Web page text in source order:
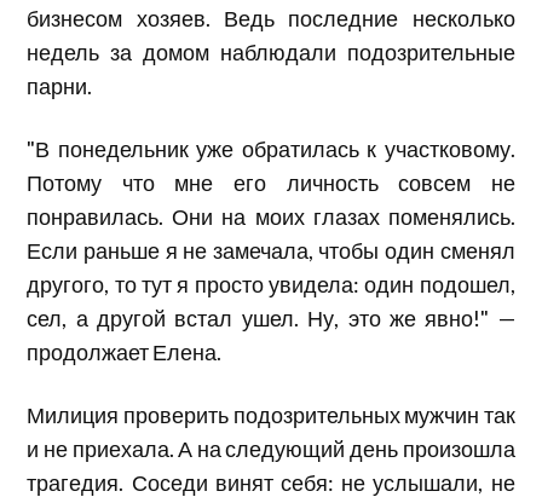
бизнесом хозяев. Ведь последние несколько
недель за домом наблюдали подозрительные
парни.
"В понедельник уже обратилась к участковому.
Потому что мне его личность совсем не
понравилась. Они на моих глазах поменялись.
Если раньше я не замечала, чтобы один сменял
другого, то тут я просто увидела: один подошел,
сел, а другой встал ушел. Ну, это же явно!" —
продолжает Елена.
Милиция проверить подозрительных мужчин так
и не приехала. А на следующий день произошла
трагедия. Соседи винят себя: не услышали, не